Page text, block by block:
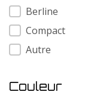
Berline
Compact
Autre
Couleur